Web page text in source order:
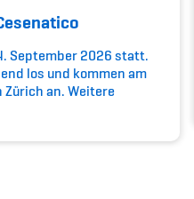
September 2026 statt.
los und kommen am
an. Weitere